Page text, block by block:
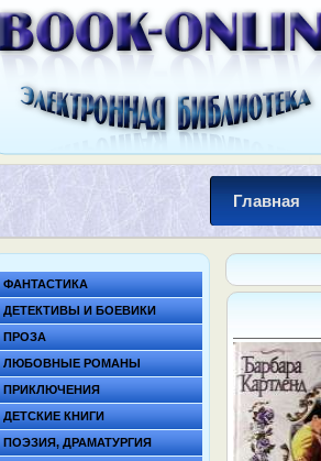
Главная
ФАНТАСТИКА
ДЕТЕКТИВЫ И БОЕВИКИ
ПРОЗА
ЛЮБОВНЫЕ РОМАНЫ
ПРИКЛЮЧЕНИЯ
ДЕТСКИЕ КНИГИ
ПОЭЗИЯ, ДРАМАТУРГИЯ